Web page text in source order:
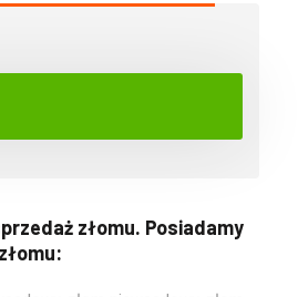
złomu. Posiadamy